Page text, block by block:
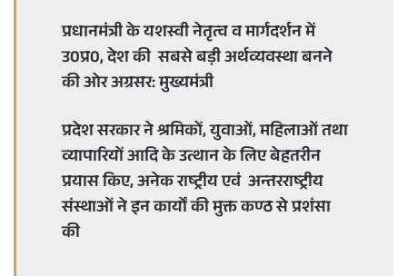
प्रधानमंत्री के यशस्वी नेतृत्व व मार्गदर्शन में
उ0प्र0, देश की सबसे बड़ी अर्थव्यवस्था बनने
की ओर अग्रसर: मुख्यमंत्री
प्रदेश सरकार ने श्रमिकों, युवाओं, महिलाओं तथा
व्यापारियों आदि के उत्थान के लिए बेहतरीन
प्रयास किए, अनेक राष्ट्रीय एवं अन्तरराष्ट्रीय
संस्थाओं ने इन कार्यों की मुक्त कण्ठ से प्रशंसा
की